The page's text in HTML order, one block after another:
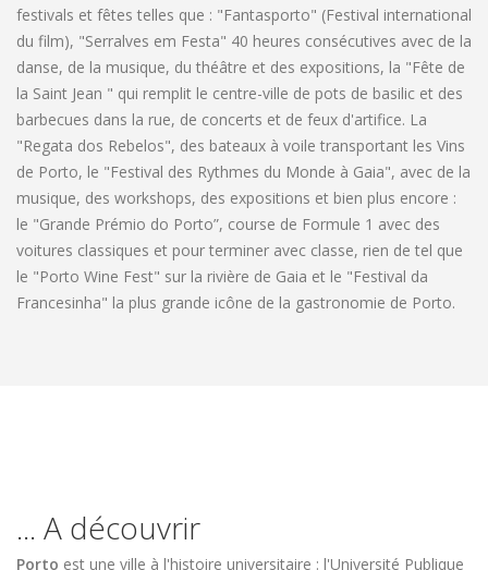
festivals et fêtes telles que : "Fantasporto" (Festival international
du film), "Serralves em Festa" 40 heures consécutives avec de la
danse, de la musique, du théâtre et des expositions, la "Fête de
la Saint Jean " qui remplit le centre-ville de pots de basilic et des
barbecues dans la rue, de concerts et de feux d'artifice. La
"Regata dos Rebelos", des bateaux à voile transportant les Vins
de Porto, le "Festival des Rythmes du Monde à Gaia", avec de la
musique, des workshops, des expositions et bien plus encore :
le "Grande Prémio do Porto”, course de Formule 1 avec des
voitures classiques et pour terminer avec classe, rien de tel que
le "Porto Wine Fest" sur la rivière de Gaia et le "Festival da
Francesinha" la plus grande icône de la gastronomie de Porto.
... A découvrir
Porto est une ville à l'histoire universitaire : l'Université Publique